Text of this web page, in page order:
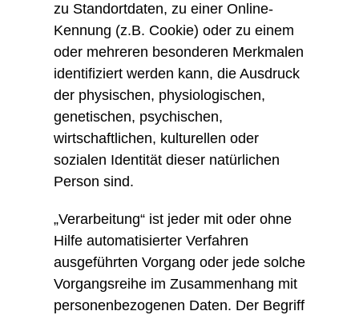
zu Standortdaten, zu einer Online-
Kennung (z.B. Cookie) oder zu einem
oder mehreren besonderen Merkmalen
identifiziert werden kann, die Ausdruck
der physischen, physiologischen,
genetischen, psychischen,
wirtschaftlichen, kulturellen oder
sozialen Identität dieser natürlichen
Person sind.
„Verarbeitung“ ist jeder mit oder ohne
Hilfe automatisierter Verfahren
ausgeführten Vorgang oder jede solche
Vorgangsreihe im Zusammenhang mit
personenbezogenen Daten. Der Begriff